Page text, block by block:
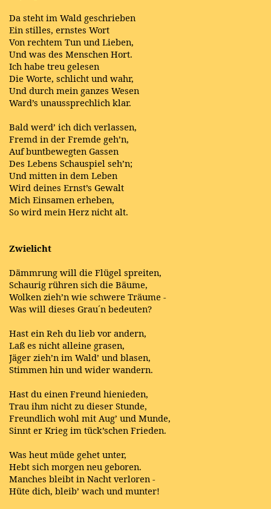
Da steht im Wald geschrieben
Ein stilles, ernstes Wort
Von rechtem Tun und Lieben,
Und was des Menschen Hort.
Ich habe treu gelesen
Die Worte, schlicht und wahr,
Und durch mein ganzes Wesen
Ward’s unaussprechlich klar.
Bald werd’ ich dich verlassen,
Fremd in der Fremde geh’n,
Auf buntbewegten Gassen
Des Lebens Schauspiel seh’n;
Und mitten in dem Leben
Wird deines Ernst’s Gewalt
Mich Einsamen erheben,
So wird mein Herz nicht alt.
Zwielicht
Dämmrung will die Flügel spreiten,
Schaurig rühren sich die Bäume,
Wolken zieh’n wie schwere Träume -
Was will dieses Grau´n bedeuten?
Hast ein Reh du lieb vor andern,
Laß es nicht alleine grasen,
Jäger zieh’n im Wald’ und blasen,
Stimmen hin und wider wandern.
Hast du einen Freund hienieden,
Trau ihm nicht zu dieser Stunde,
Freundlich wohl mit Aug’ und Munde,
Sinnt er Krieg im tück’schen Frieden.
Was heut müde gehet unter,
Hebt sich morgen neu geboren.
Manches bleibt in Nacht verloren -
Hüte dich, bleib’ wach und munter!